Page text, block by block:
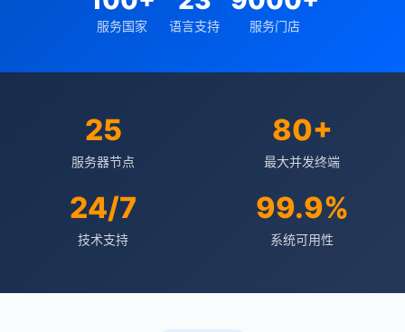
服务国家 语言支持 服务门店
25
服务器节点
80+
最大并发终端
24/7
技术支持
99.9%
系统可用性